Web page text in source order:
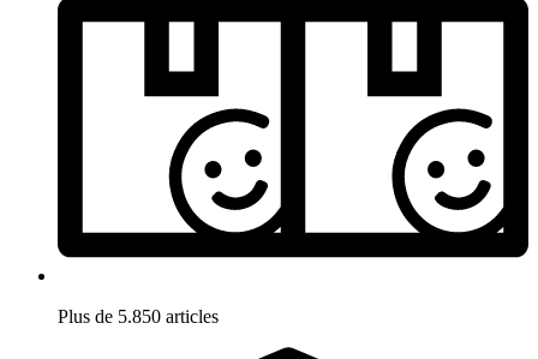
Plus de 5.850 articles